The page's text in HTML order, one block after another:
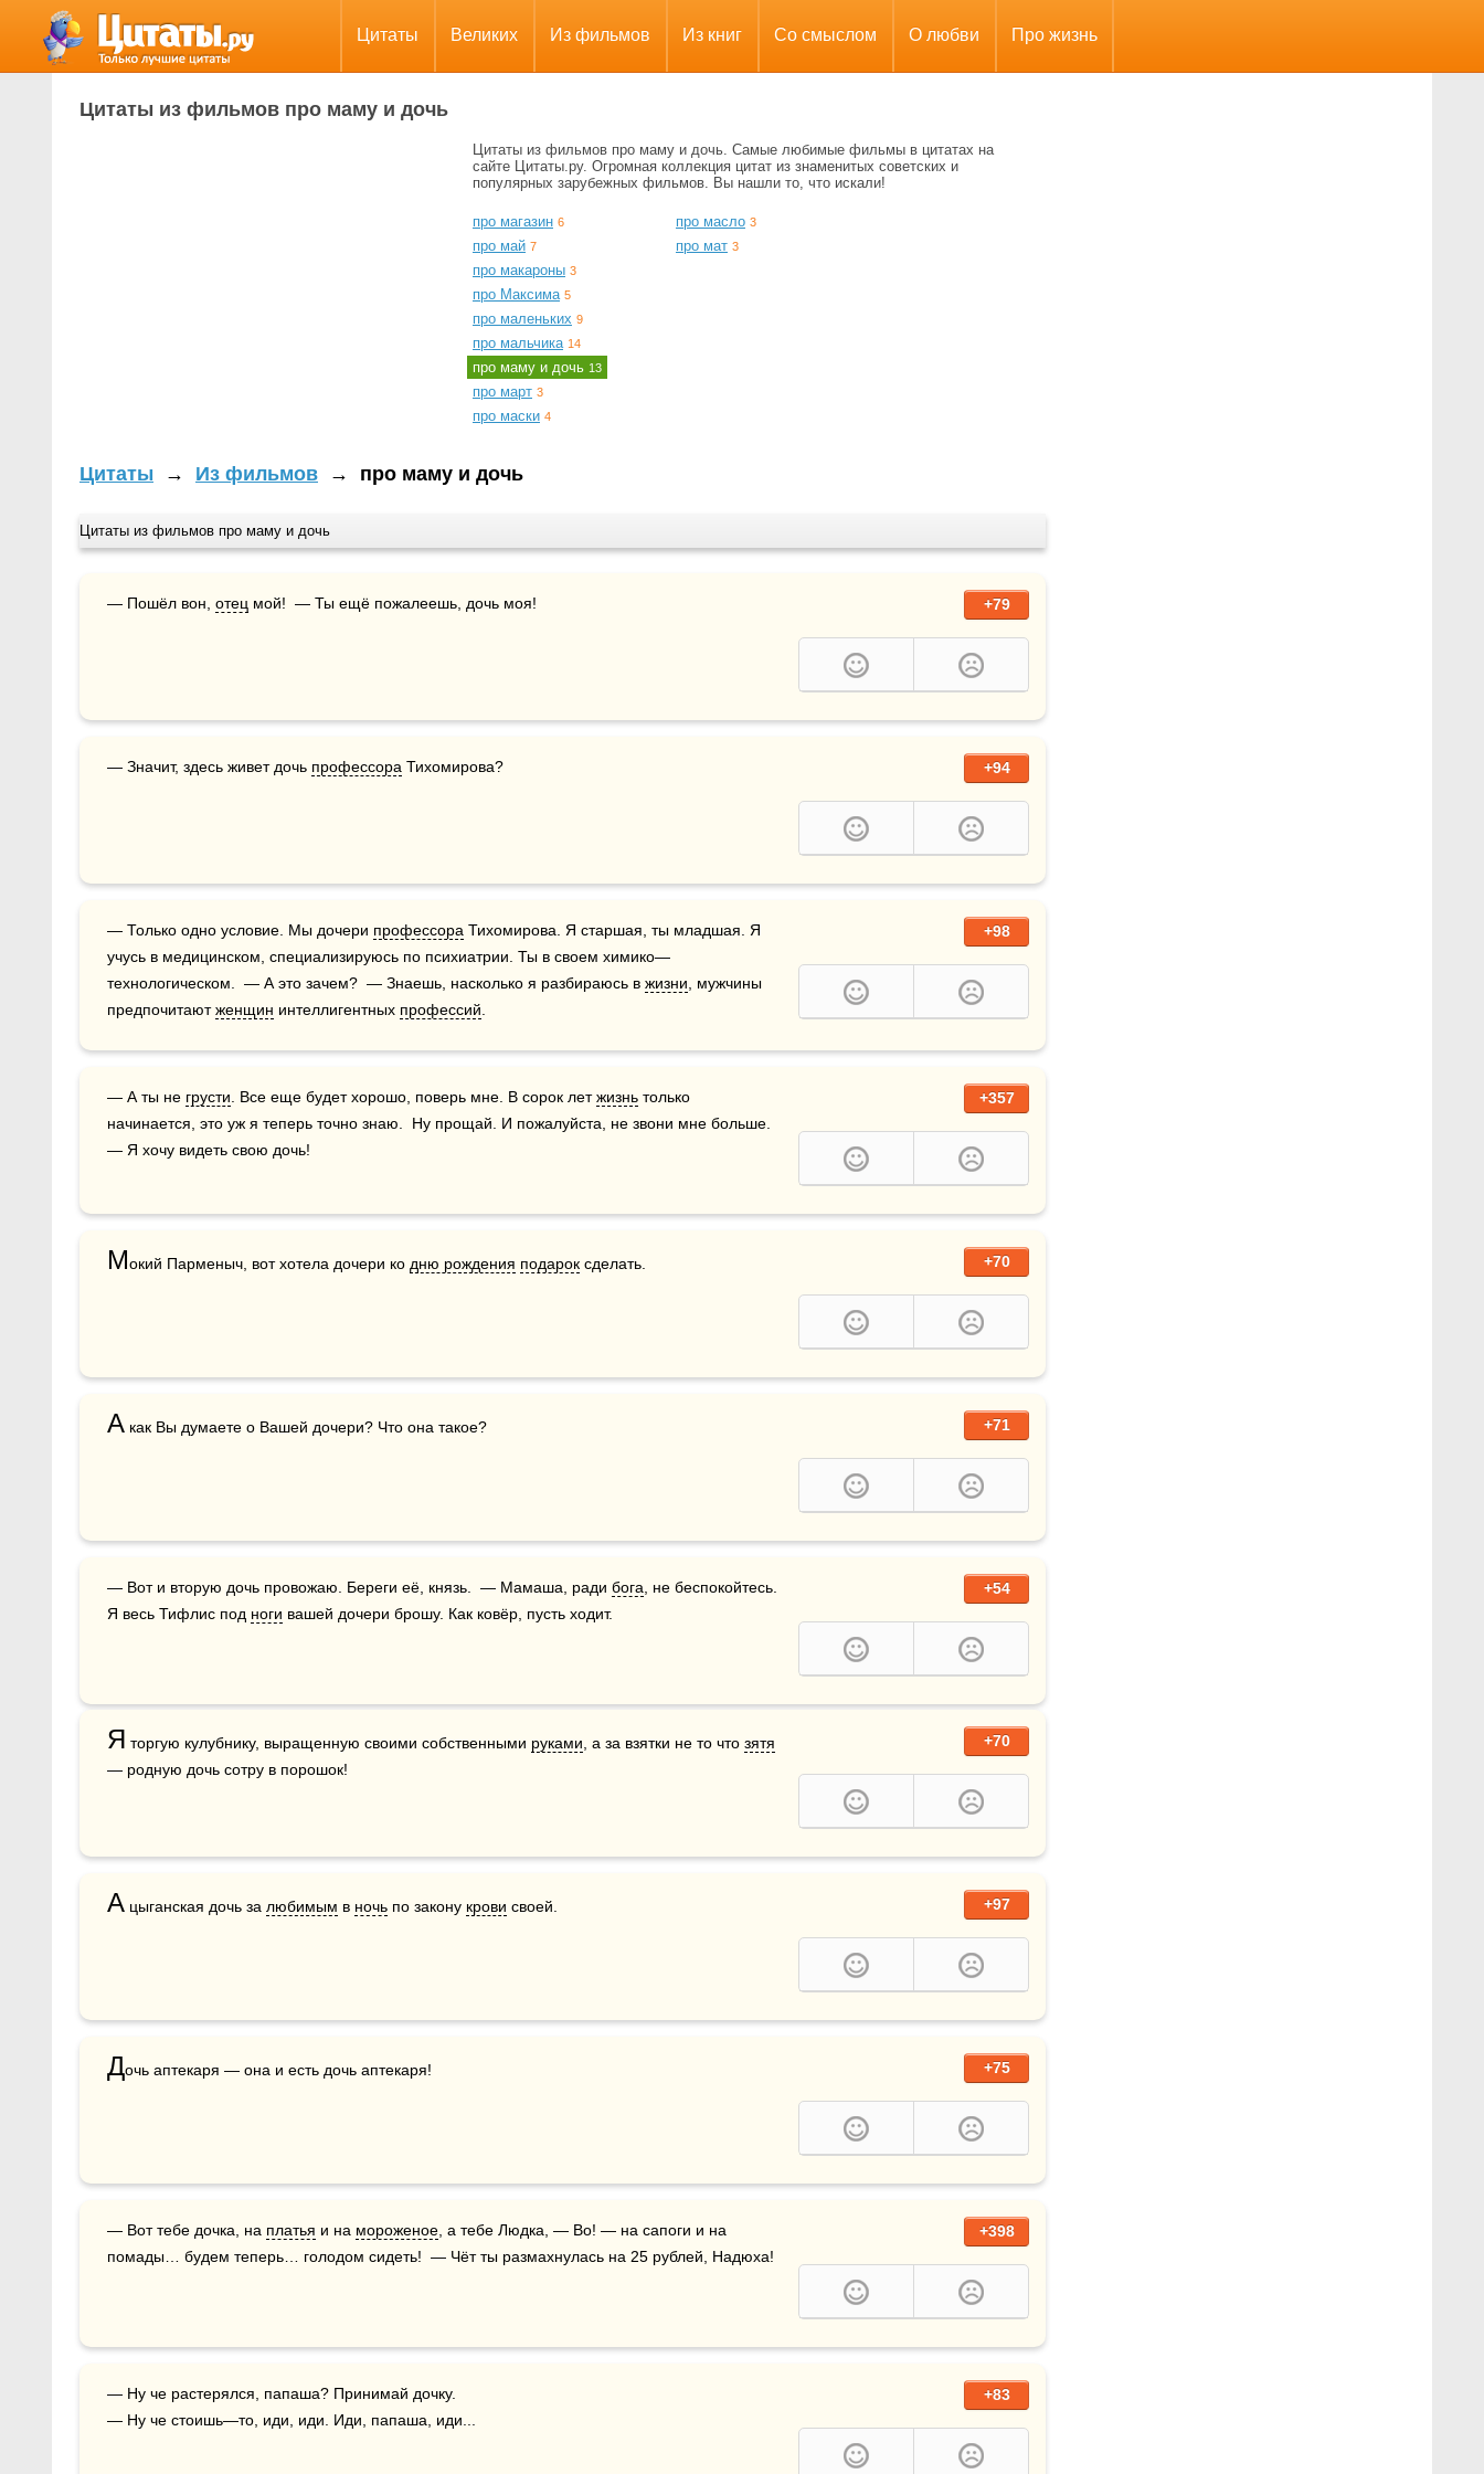
Цитаты Великих Из фильмов Из книг Со смыслом О любви Про жизнь
Цитаты из фильмов про маму и дочь
Цитаты из фильмов про маму и дочь. Самые любимые фильмы в цитатах на
сайте Цитаты.ру. Огромная коллекция цитат из знаменитых советских и
популярных зарубежных фильмов. Вы нашли то, что искали!
про магазин 6
про май 7
про макароны 3
про Максима 5
про маленьких 9
про мальчика 14
про маму и дочь 13
про март 3
про маски 4
про масло 3
про мат 3
Цитаты → Из фильмов → про маму и дочь
Цитаты из фильмов про маму и дочь
+79
— Пошёл вон, отец мой!  — Ты ещё пожалеешь, дочь моя!
+94
— Значит, здесь живет дочь профессора Тихомирова?
+98
— Только одно условие. Мы дочери профессора Тихомирова. Я старшая, ты младшая. Я
учусь в медицинском, специализируюсь по психиатрии. Ты в своем химико—
технологическом.  — А это зачем?  — Знаешь, насколько я разбираюсь в жизни , мужчины
предпочитают женщин интеллигентных профессий
+357
— А ты не грусти . Все еще будет хорошо, поверь мне. В сорок лет жизнь только
начинается, это уж я теперь точно знаю.  Ну прощай. И пожалуйста, не звони мне больше.
— Я хочу видеть свою дочь!
+70
Мокий Парменыч, вот хотела дочери ко дню рождения подарок сделать.
+71
А как Вы думаете о Вашей дочери? Что она такое?
+54
— Вот и вторую дочь провожаю. Береги её, князь.  — Мамаша, ради бога , не беспокойтесь.
Я весь Тифлис под ноги вашей дочери брошу. Как ковёр, пусть ходит.
+70
Я торгую кулубнику, выращенную своими собственными руками , а за взятки не то что зятя
— родную дочь сотру в порошок!
+97
А цыганская дочь за любимым в ночь по закону крови своей.
+75
Дочь аптекаря — она и есть дочь аптекаря!
+398
— Вот тебе дочка, на платья и на мороженое , а тебе Людка, — Во! — на сапоги и на
помады… будем теперь… голодом сидеть!  — Чёт ты размахнулась на 25 рублей, Надюха!
+83
— Ну че растерялся, папаша? Принимай дочку.
— Ну че стоишь—то, иди, иди. Иди, папаша, иди...